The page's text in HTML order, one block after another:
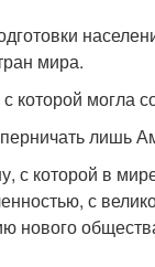
мира.
которой могла
лишь
которой в
с
нового